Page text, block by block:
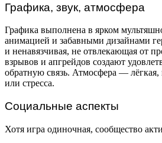
Графика, звук, атмосфера
Графика выполнена в ярком
анимацией и забавными дизайнами
и ненавязчивая, не отвлекающая от
взрывов и апгрейдов создают
обратную связь. Атмосфера — лёгкая,
или стресса.
Социальные аспекты
Хотя игра одиночная, сообщество